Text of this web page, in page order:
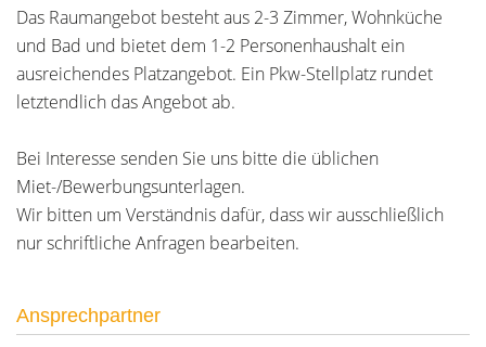
Das Raumangebot besteht aus 2-3 Zimmer, Wohnküche
und Bad und bietet dem 1-2 Personenhaushalt ein
ausreichendes Platzangebot. Ein Pkw-Stellplatz rundet
letztendlich das Angebot ab.
Bei Interesse senden Sie uns bitte die üblichen
Miet-/Bewerbungsunterlagen.
Wir bitten um Verständnis dafür, dass wir ausschließlich
nur schriftliche Anfragen bearbeiten.
Ansprechpartner